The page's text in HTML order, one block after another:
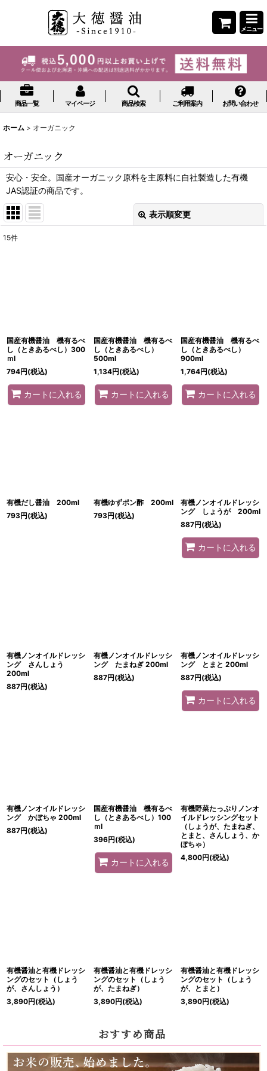
メニュー
商品一覧 マイページ 商品検索 ご利用案内 お問い合わせ
ホーム > オーガニック
オーガニック
安心・安全。国産オーガニック原料を主原料に自社製造した有機
JAS認証の商品です。
表示順変更
15件
国産有機醤油 機有るべ
し（ときあるべし）300
ｍl
794円(税込)
カートに入れる
国産有機醤油 機有るべ
し（ときあるべし）
500ml
1,134円(税込)
カートに入れる
国産有機醤油 機有るべ
し（ときあるべし）
900ml
1,764円(税込)
カートに入れる
有機だし醤油 200ml
793円(税込)
有機ゆずポン酢 200ml
793円(税込)
有機ノンオイルドレッシ
ング しょうが 200ml
887円(税込)
カートに入れる
有機ノンオイルドレッシ
ング さんしょう
200ml
887円(税込)
有機ノンオイルドレッシ
ング たまねぎ 200ml
887円(税込)
有機ノンオイルドレッシ
ング とまと 200ml
887円(税込)
カートに入れる
有機ノンオイルドレッシ
ング かぼちゃ 200ml
887円(税込)
国産有機醤油 機有るべ
し（ときあるべし）100
ｍl
396円(税込)
カートに入れる
有機野菜たっぷりノンオ
イルドレッシングセット
（しょうが、たまねぎ、
とまと、さんしょう、か
ぼちゃ）
4,800円(税込)
有機醤油と有機ドレッシ
ングのセット（しょう
が、さんしょう）
3,890円(税込)
有機醤油と有機ドレッシ
ングのセット（しょう
が、たまねぎ）
3,890円(税込)
有機醤油と有機ドレッシ
ングのセット（しょう
が、とまと）
3,890円(税込)
おすすめ商品